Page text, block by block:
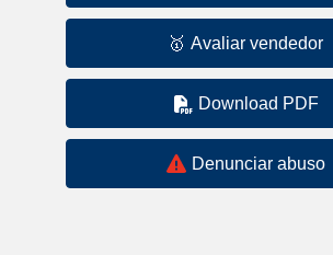
🥇 Avaliar vendedor
Download PDF
Denunciar abuso